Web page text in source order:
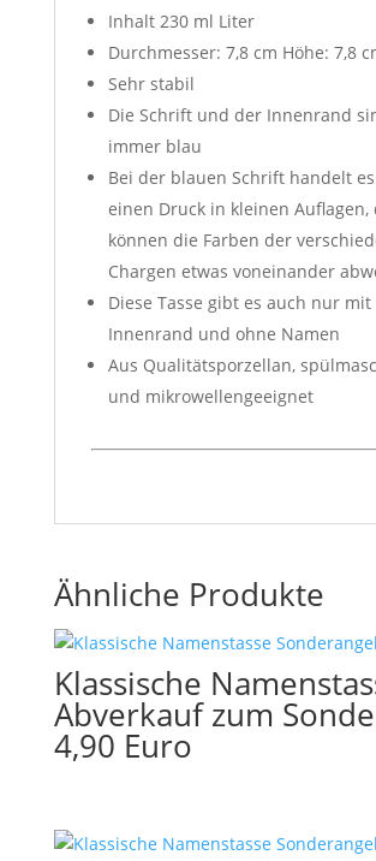
Inhalt 230 ml Liter
Durchmesser: 7,8 cm Höhe: 7,8
Sehr stabil
Die Schrift und der Innenrand
immer blau
Bei der blauen Schrift handelt
einen Druck in kleinen Auflagen,
können die Farben der
Chargen etwas voneinander
Diese Tasse gibt es auch nur
Innenrand und ohne Namen
Aus Qualitätsporzellan,
und mikrowellengeeignet
Ähnliche Produkte
Klassische
Abverkauf zum
4,90 Euro